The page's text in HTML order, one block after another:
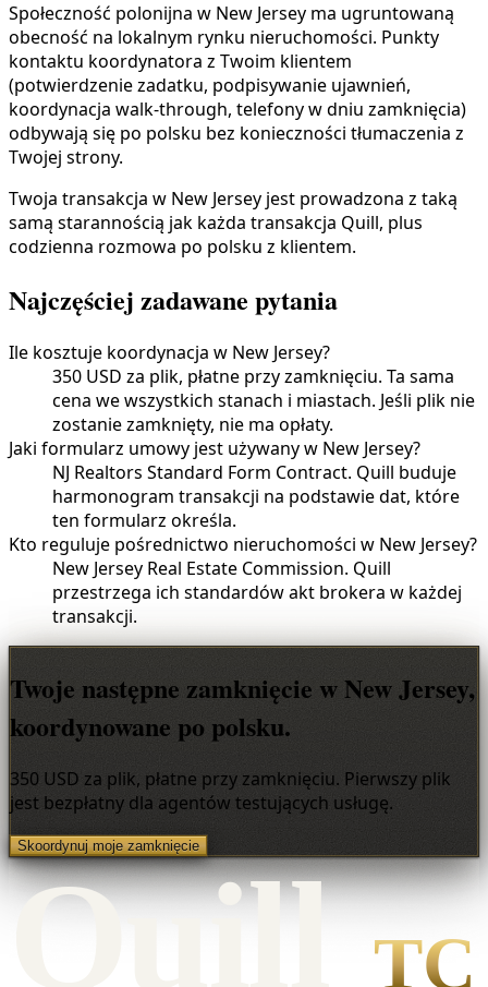
Społeczność polonijna w New Jersey ma ugruntowaną
obecność na lokalnym rynku nieruchomości. Punkty
kontaktu koordynatora z Twoim klientem
(potwierdzenie zadatku, podpisywanie ujawnień,
koordynacja walk-through, telefony w dniu zamknięcia)
odbywają się po polsku bez konieczności tłumaczenia z
Twojej strony.
Twoja transakcja w New Jersey jest prowadzona z taką
samą starannością jak każda transakcja Quill, plus
codzienna rozmowa po polsku z klientem.
Najczęściej zadawane pytania
Ile kosztuje koordynacja w New Jersey?
350 USD za plik, płatne przy zamknięciu. Ta sama
cena we wszystkich stanach i miastach. Jeśli plik nie
zostanie zamknięty, nie ma opłaty.
Jaki formularz umowy jest używany w New Jersey?
NJ Realtors Standard Form Contract. Quill buduje
harmonogram transakcji na podstawie dat, które
ten formularz określa.
Kto reguluje pośrednictwo nieruchomości w New Jersey?
New Jersey Real Estate Commission. Quill
przestrzega ich standardów akt brokera w każdej
transakcji.
Twoje następne zamknięcie w New Jersey,
koordynowane po polsku.
350 USD za plik, płatne przy zamknięciu. Pierwszy plik
jest bezpłatny dla agentów testujących usługę.
Skoordynuj moje zamknięcie
Quill TC